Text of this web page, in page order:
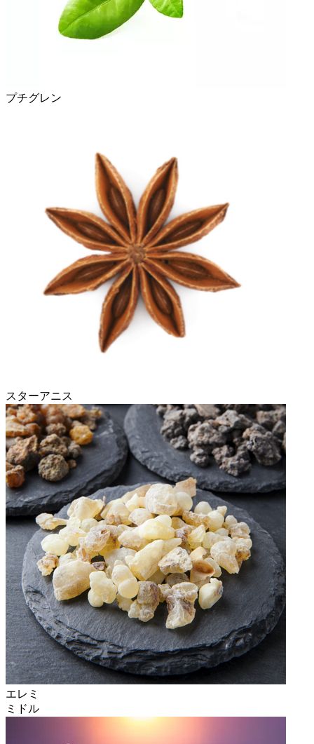
プチグレン
スターアニス
エレミ
ミドル